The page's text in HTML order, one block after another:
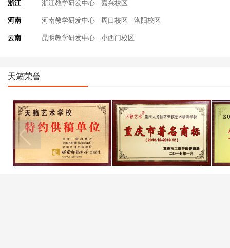
浙江 浙江教学研发中心 嘉兴校区
河南 河南教学研发中心 周口校区 洛阳校区
云南 昆明教学研发中心 小西门校区
天籁荣誉